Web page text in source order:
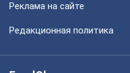
Реклама на сайте
Редакционная политика